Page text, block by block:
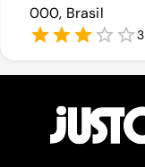
000, Brasil
3